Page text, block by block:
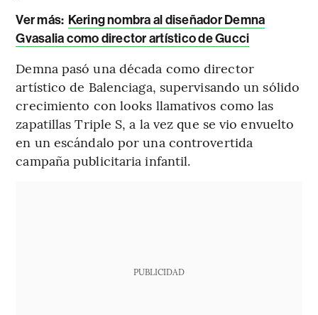
Ver más: Kering nombra al diseñador Demna
Gvasalia como director artístico de Gucci
Demna pasó una década como director
artístico de Balenciaga, supervisando un sólido
crecimiento con looks llamativos como las
zapatillas Triple S, a la vez que se vio envuelto
en un escándalo por una controvertida
campaña publicitaria infantil.
PUBLICIDAD